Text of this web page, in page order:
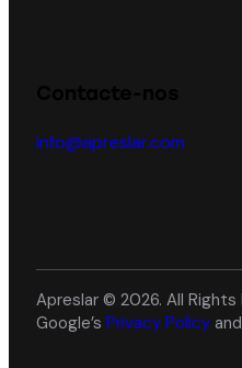
info@apreslar.com
Apreslar © 2026. All Rights
Google’s Privacy Policy and